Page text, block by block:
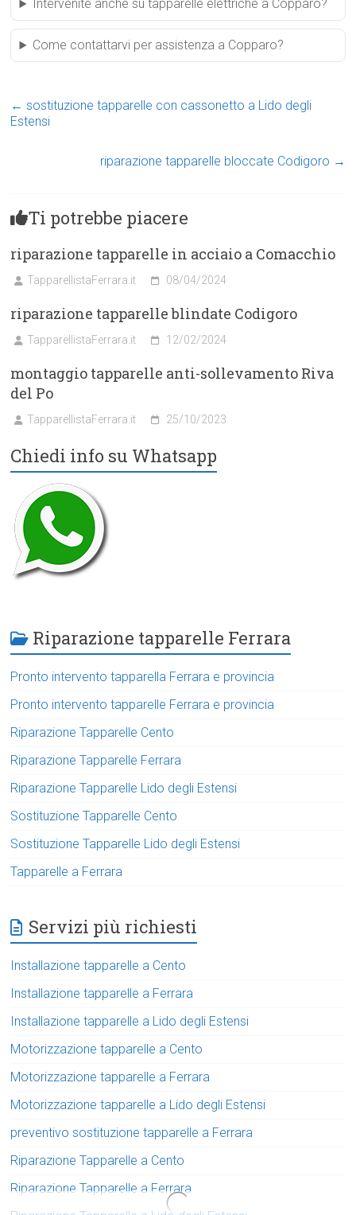
Intervenite anche su tapparelle elettriche a Copparo?
Come contattarvi per assistenza a Copparo?
← sostituzione tapparelle con cassonetto a Lido degli
Estensi
riparazione tapparelle bloccate Codigoro →
Ti potrebbe piacere
riparazione tapparelle in acciaio a Comacchio
TapparellistaFerrara.it 08/04/2024
riparazione tapparelle blindate Codigoro
TapparellistaFerrara.it 12/02/2024
montaggio tapparelle anti-sollevamento Riva
del Po
TapparellistaFerrara.it 25/10/2023
Chiedi info su Whatsapp
Riparazione tapparelle Ferrara
Pronto intervento tapparella Ferrara e provincia
Pronto intervento tapparelle Ferrara e provincia
Riparazione Tapparelle Cento
Riparazione Tapparelle Ferrara
Riparazione Tapparelle Lido degli Estensi
Sostituzione Tapparelle Cento
Sostituzione Tapparelle Lido degli Estensi
Tapparelle a Ferrara
Servizi più richiesti
Installazione tapparelle a Cento
Installazione tapparelle a Ferrara
Installazione tapparelle a Lido degli Estensi
Motorizzazione tapparelle a Cento
Motorizzazione tapparelle a Ferrara
Motorizzazione tapparelle a Lido degli Estensi
preventivo sostituzione tapparelle a Ferrara
Riparazione Tapparelle a Cento
Riparazione Tapparelle a Ferrara